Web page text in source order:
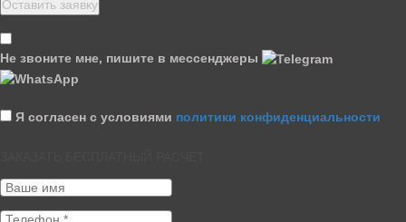
Не звоните мне, пишите в мессенджеры
Я согласен с условиями политики конфиденциальности